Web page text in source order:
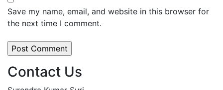
Save my name, email, and website in this browser for
the next time I comment.
Contact Us